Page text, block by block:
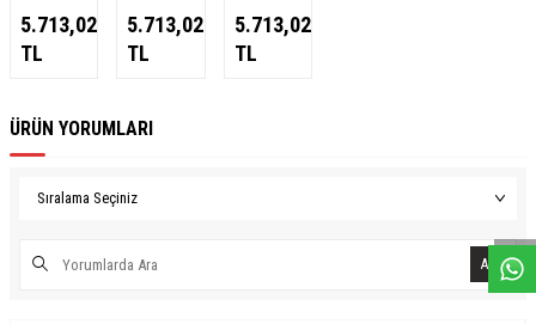
WhasappDeseHatt
5.713,02
TL
5.713,02
TL
5.713,02
TL
ÜRÜN YORUMLARI
Ara